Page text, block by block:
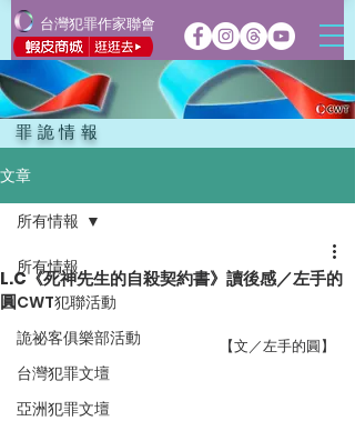
台灣犯罪作家聯會
罪詭情報
文章
所有情報
CWT犯聯活動
詭祕客俱樂部活動
台灣犯罪文壇
亞洲犯罪文壇
所有情報
L.C《死神先生的自殺契約書》讀後感／左手的
圓
【文／左手的圓】